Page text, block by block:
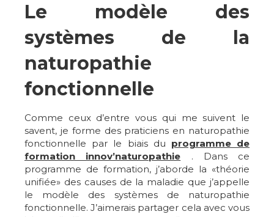
Le modèle des
systèmes de la
naturopathie
fonctionnelle
Comme ceux d’entre vous qui me suivent le
savent, je forme des praticiens en naturopathie
fonctionnelle par le biais du programme de
formation innov’naturopathie . Dans ce
programme de formation, j’aborde la «théorie
unifiée» des causes de la maladie que j’appelle
le modèle des systèmes de naturopathie
fonctionnelle. J’aimerais partager cela avec vous